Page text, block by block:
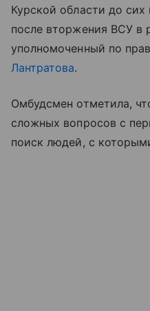
Курской области до сих
после вторжения ВСУ в
уполномоченный по
Лантратова.
Омбудсмен отметила,
сложных вопросов с
поиск людей, с